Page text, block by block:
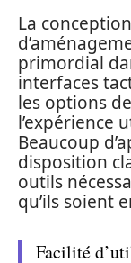
La
primordial
interfaces
les options
l’expérience
Beaucoup
disposition
outils
qu’ils soient
Facilité